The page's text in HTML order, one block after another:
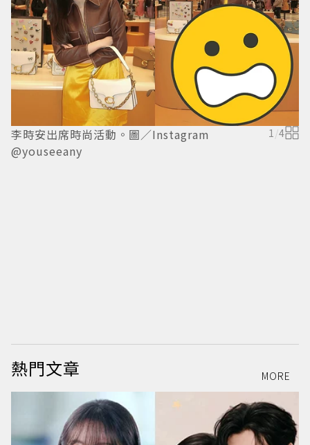
李時安出席時尚活動。圖／Instagram
@youseeany
1/4
熱門文章 MORE